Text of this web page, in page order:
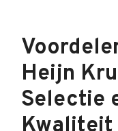
Heijn
Selectie